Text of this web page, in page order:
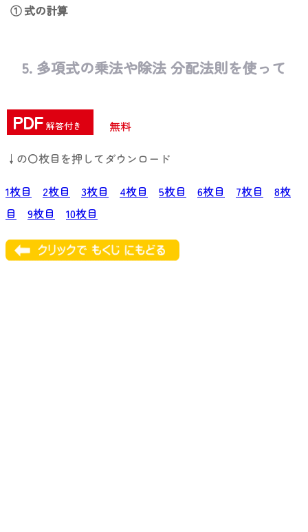
① 式の計算
5. 多項式の乗法や除法 分配法則を使って
PDF 解答付き
無料
↓の〇枚目を押してダウンロード
1枚目
2枚目 3枚目 4枚目 5枚目 6枚目 7枚目
8枚
目
9枚目 10枚目